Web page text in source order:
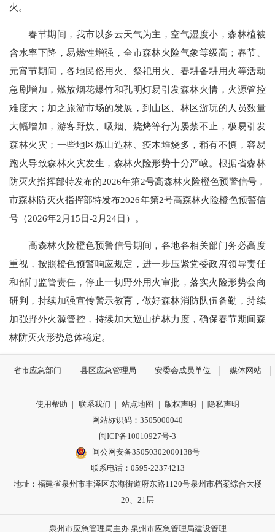
火。
春节期间，我市以多云天气为主，空气湿度小，森林植被
含水率下降，易燃性增强，全市森林火险气象等级高；春节、
元宵节期间，各地民俗用火、祭祀用火、春耕备耕用火等活动
急剧增加，燃放烟花爆竹和孔明灯易引发森林火情，火源管控
难度大；加之旅游市场的发展，到山区、林区游玩的人员数量
大幅增加，游客野炊、吸烟、烧烤等行为屡禁不止，极易引发
森林火灾；一些地区炼山造林、疫木堆烧多，稍有不慎，容易
跑火导致森林火灾发生，森林火险形势十分严峻。根据省森林
防灭火指挥部特发布的2026年第2号高森林火险橙色预警信号，
市森林防灭火指挥部特发布2026年第2号高森林火险橙色预警信
号（2026年2月15日-2月24日）。
高森林火险橙色预警信号期间，各地各相关部门务必高度
重视，按照橙色预警响应规定，进一步压紧党委政府领导责任
和部门监管责任，停止一切野外用火审批，落实火险形势会商
研判，持续加强宣传警示教育，做好森林消防队伍备勤，持续
加强野外火源管控，持续加大巡山护林力度，确保春节期间森
林防灭火形势总体稳定。
省市应急部门 县区应急管理局 安委会成员单位 媒体网站
使用帮助 | 联系我们 | 站点地图 | 版权声明 | 隐私声明
网站标识码：3505000040
闽ICP备10010927号-3
闽公网安备35050302000138号
联系电话：0595-22374213
地址：福建省泉州市丰泽区东海街道府东路1120号泉州市档案综合大楼
20、21层
泉州市应急管理局主办 泉州市应急管理局建设管理